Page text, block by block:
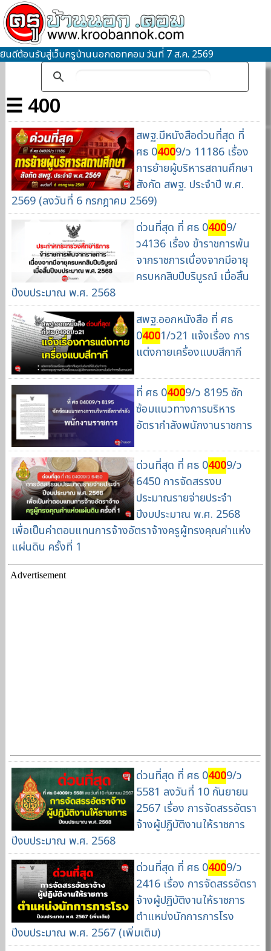
ยินดีต้อนรับสู่เว็บครูบ้านนอกดอทคอม วันที่ 7 ส.ค. 2569
☰ 400
สพฐ.มีหนังสือด่วนที่สุด ที่
ศธ 04009/ว 11186 เรื่อง
การย้ายผู้บริหารสถานศึกษา
สังกัด สพฐ. ประจำปี พ.ศ.
2569 (ลงวันที่ 6 กรกฎาคม 2569)
ด่วนที่สุด ที่ ศธ 04009/
ว4136 เรื่อง ข้าราชการพ้น
จากราชการเนื่องจากมีอายุ
ครบหกสิบปีบริบูรณ์ เมื่อสิ้น
ปีงบประมาณ พ.ศ. 2568
สพฐ.ออกหนังสือ ที่ ศธ
04001/ว21 แจ้งเรื่อง การ
แต่งกายเครื่องแบบสีกากี
ที่ ศธ 04009/ว 8195 ซัก
ซ้อมแนวทางการบริหาร
อัตรากำลังพนักงานราชการ
ด่วนที่สุด ที่ ศธ 04009/ว
6450 การจัดสรรงบ
ประมาณรายจ่ายประจำ
ปีงบประมาณ พ.ศ. 2568
เพื่อเป็นค่าตอบแทนการจ้างอัตราจ้างครูผู้ทรงคุณค่าแห่ง
แผ่นดิน ครั้งที่ 1
Advertisement
ด่วนที่สุด ที่ ศธ 04009/ว
5581 ลงวันที่ 10 กันยายน
2567 เรื่อง การจัดสรรอัตรา
จ้างผู้ปฏิบัติงานให้ราชการ
ปีงบประมาณ พ.ศ. 2568
ด่วนที่สุด ที่ ศธ 04009/ว
2416 เรื่อง การจัดสรรอัตรา
จ้างผู้ปฏิบัติงานให้ราชการ
ตำแหน่งนักการภารโรง
ปีงบประมาณ พ.ศ. 2567 (เพิ่มเติม)